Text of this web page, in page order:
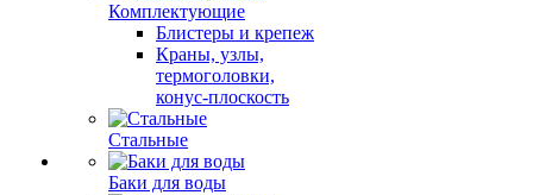
Комплектующие
Блистеры и крепеж
Краны, узлы,
термоголовки,
конус-плоскость
Стальные
Баки для воды